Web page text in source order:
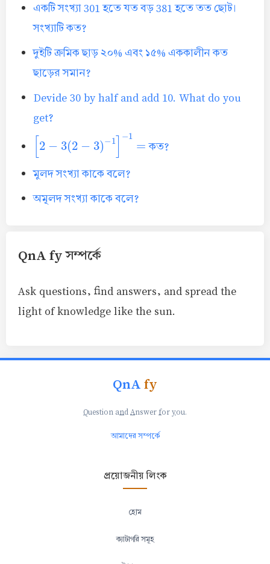
একটি সংখ্যা 301 হতে যত বড় 381 হতে তত ছোট।
সংখ্যাটি কত?
দুইটি ক্রমিক ছাড় ২০% এবং ১৫% এককালীন কত
ছাড়ের সমান?
Devide 30 by half and add 10. What do you
get?
[2− 2−3 1]−1=
কত?
মুলদ সংখ্যা কাকে বলে?
অমূলদ সংখ্যা কাকে বলে?
QnA fy সম্পর্কে
Ask questions, find answers, and spread the
light of knowledge like the sun.
QnAfy
Question andAnswer foryou.
আমাদের সম্পর্কে
প্রয়োজনীয় লিংক
হোম
ক্যাটাগরি সমূহ